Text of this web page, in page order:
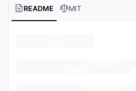
README MIT